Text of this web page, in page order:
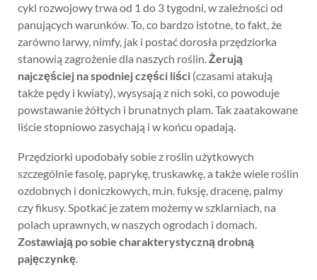
cykl rozwojowy trwa od 1 do 3 tygodni, w zależności od
panujących warunków. To, co bardzo istotne, to fakt, że
zarówno larwy, nimfy, jak i postać dorosła przędziorka
stanowią zagrożenie dla naszych roślin.Żerują
najczęściej na spodniej części liści (czasami atakują
także pędy i kwiaty), wysysają z nich soki, co powoduje
powstawanie żółtych i brunatnych plam. Tak zaatakowane
liście stopniowo zasychają i w końcu opadają.
Przędziorki upodobały sobie z roślin użytkowych
szczególnie fasolę, paprykę, truskawkę, a także wiele roślin
ozdobnych i doniczkowych, m.in. fuksję, dracenę, palmy
czy fikusy. Spotkać je zatem możemy w szklarniach, na
polach uprawnych, w naszych ogrodach i domach.
Zostawiają po sobie charakterystyczną drobną
pajęczynkę.